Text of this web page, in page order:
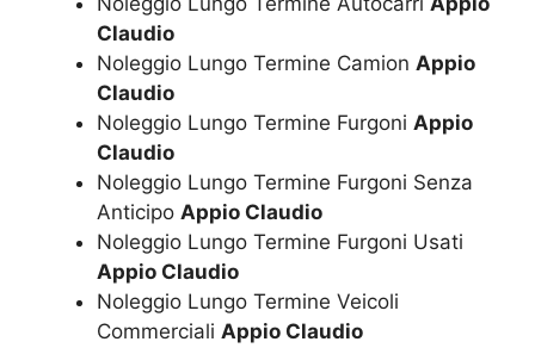
Claudio
Noleggio Lungo Termine Camion Appio
Claudio
Noleggio Lungo Termine Furgoni Appio
Claudio
Noleggio Lungo Termine Furgoni Senza
Anticipo Appio Claudio
Noleggio Lungo Termine Furgoni Usati
Appio Claudio
Noleggio Lungo Termine Veicoli
Commerciali Appio Claudio